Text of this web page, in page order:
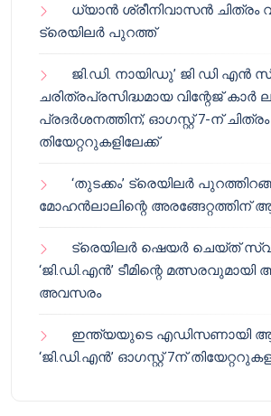
ധ്യാൻ ശ്രീനിവാസൻ ചിത്രം
ട്രെയിലർ പുറത്ത്
ജി.ഡി. നായിഡു’ ജി ഡി എൻ
ചരിത്രപ്രസിദ്ധമായ വിന്റേജ് കാർ
പ്രദർശനത്തിന്; ഓഗസ്റ്റ് 7-ന് ചിത്രം
തിയേറ്ററുകളിലേക്ക്
‘തുടക്കം’ ട്രെയിലർ
മോഹൻലാലിന്റെ അരങ്ങേറ്റത്തിന്
ട്രെയിലർ ഷെയർ ചെയ്‌ത്
‘ജി.ഡി.എൻ’ ടീമിന്റെ
അവസരം
ഇന്ത്യയുടെ എഡിസണായി
‘ജി.ഡി.എൻ’ ഓഗസ്റ്റ് 7ന്